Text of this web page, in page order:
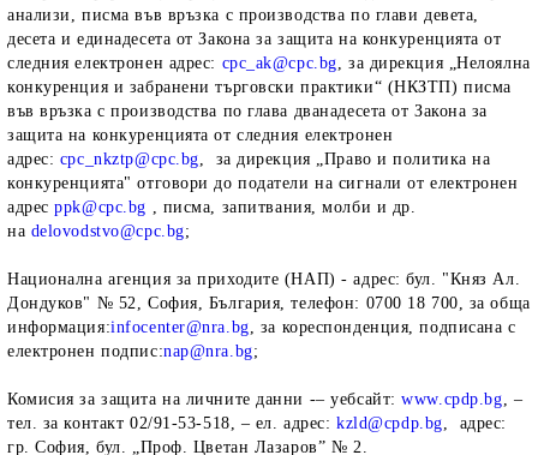
анализи, писма във връзка с производства по глави девета,
десета и единадесета от Закона за защита на конкуренцията от
следния електронен адрес: cpc_ak@cpc.bg, за дирекция „Нелоялна
конкуренция и забранени търговски практики“ (НКЗТП) писма
във връзка с производства по глава дванадесета от Закона за
защита на конкуренцията от следния електронен
адрес: срс_nkztp@cpc.bg, за дирекция „Право и политика на
конкуренцията" отговори до податели на сигнали от електронен
адресppk@cpc.bg , писма, запитвания, молби и др.
на delovodstvo@cpc.bg;
Национална агенция за приходите (НАП) - адрес: бул. "Княз Ал.
Дондуков" № 52, София, България, телефон: 0700 18 700, за обща
информация:infocenter@nra.bg, за кореспонденция, подписана с
електронен подпис:nap@nra.bg;
Комисия за защита на личните данни -– уебсайт:www.cpdp.bg, –
тел. за контакт 02/91-53-518, – ел. адрес:kzld@cpdp.bg, адрес:
гр. София, бул. „Проф. Цветан Лазаров” № 2.